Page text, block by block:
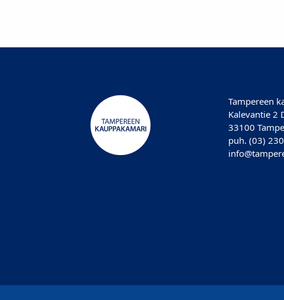
Tampereen
Kalevantie 2
33100
puh. (03)